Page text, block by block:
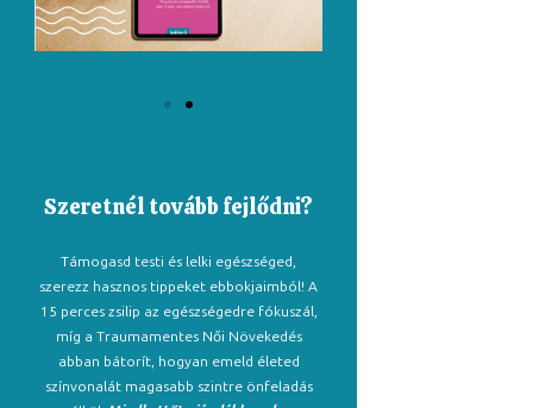
Szeretnél tovább fejlődni?
Támogasd testi és lelki egészséged,
szerezz hasznos tippeket ebbokjaimból! A
15 perces zsilip az egészségedre fókuszál,
míg a Traumamentes Női Növekedés
abban bátorít, hogyan emeld életed
színvonalát magasabb szintre önfeladás